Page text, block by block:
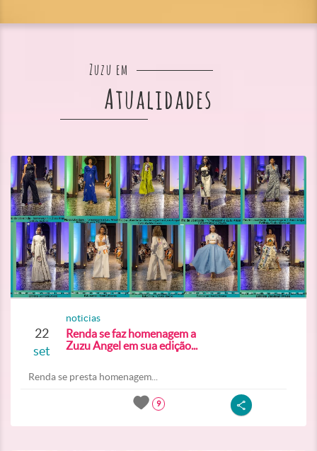
Zuzu em
Atualidades
22
set
noticias
Renda se faz homenagem a
Zuzu Angel em sua edição...
Renda se presta homenagem...
9